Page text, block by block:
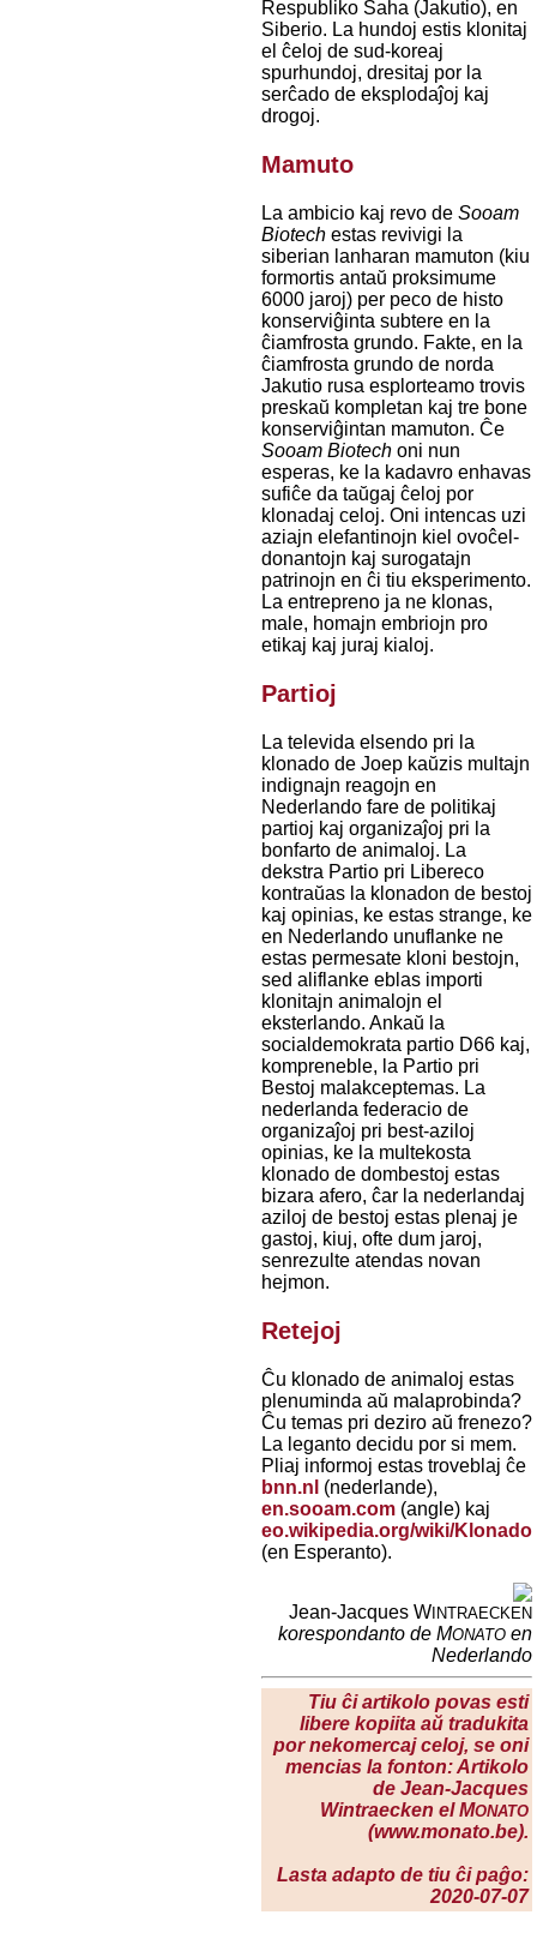
Respubliko Saĥa (Jakutio), en
Siberio. La hundoj estis klonitaj
el ĉeloj de sud-koreaj
spurhundoj, dresitaj por la
serĉado de eksplodaĵoj kaj
drogoj.
Mamuto
La ambicio kaj revo deSooam
Biotech estas revivigi la
siberian lanharan mamuton (kiu
formortis antaŭ proksimume
6000 jaroj) per peco de histo
konserviĝinta subtere en la
ĉiamfrosta grundo. Fakte, en la
ĉiamfrosta grundo de norda
Jakutio rusa esplorteamo trovis
preskaŭ kompletan kaj tre bone
konserviĝintan mamuton. Ĉe
Sooam Biotech oni nun
esperas, ke la kadavro enhavas
sufiĉe da taŭgaj ĉeloj por
klonadaj celoj. Oni intencas uzi
aziajn elefantinojn kiel ovoĉel-
donantojn kaj surogatajn
patrinojn en ĉi tiu eksperimento.
La entrepreno ja ne klonas,
male, homajn embriojn pro
etikaj kaj juraj kialoj.
Partioj
La televida elsendo pri la
klonado de Joep kaŭzis multajn
indignajn reagojn en
Nederlando fare de politikaj
partioj kaj organizaĵoj pri la
bonfarto de animaloj. La
dekstra Partio pri Libereco
kontraŭas la klonadon de bestoj
kaj opinias, ke estas strange, ke
en Nederlando unuflanke ne
estas permesate kloni bestojn,
sed aliflanke eblas importi
klonitajn animalojn el
eksterlando. Ankaŭ la
socialdemokrata partio D66 kaj,
kompreneble, la Partio pri
Bestoj malakceptemas. La
nederlanda federacio de
organizaĵoj pri best-aziloj
opinias, ke la multekosta
klonado de dombestoj estas
bizara afero, ĉar la nederlandaj
aziloj de bestoj estas plenaj je
gastoj, kiuj, ofte dum jaroj,
senrezulte atendas novan
hejmon.
Retejoj
Ĉu klonado de animaloj estas
plenuminda aŭ malaprobinda?
Ĉu temas pri deziro aŭ frenezo?
La leganto decidu por si mem.
Pliaj informoj estas troveblaj ĉe
bnn.nl (nederlande),
en.sooam.com (angle) kaj
eo.wikipedia.org/wiki/Klonado
(en Esperanto).
Jean-Jacques W INTRAECKEN
korespondanto de MONATO en
Nederlando
Tiu ĉi artikolo povas esti
libere kopiita aŭ tradukita
por nekomercaj celoj, se oni
mencias la fonton: Artikolo
de Jean-Jacques
Wintraecken el MONATO
(www.monato.be).
Lasta adapto de tiu ĉi paĝo:
2020-07-07